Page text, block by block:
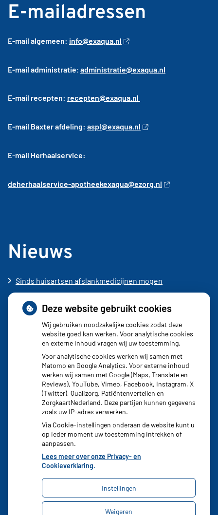
E-mailadressen
E-mail algemeen: info@exaqua.nl
E-mail administratie: administratie@exaqua.nl
E-mail recepten: recepten@exaqua.nl
E-mail Baxter afdeling: aspl@exaqua.nl
E-mail Herhaalservice:
deherhaalservice-apotheekexaqua@ezorg.nl
Nieuws
Sinds huisartsen afslankmedicijnen mogen
voorschrijven, neemt gebruik toe
Schurft sinds corona geen vergeten ziekte meer: aantal
uitbraken fors gestegen
Stoppen met afslankmedicijnen betekent zonder
leefstijlaanpassingen weer gewichtstoename
Kookadvies drinkwater in provincie Utrecht vanwege
besmetting
Terugroepactie babyvoeding Nestlé: bacterie kan baby’s
ziek maken
Uw Zorg Online|Beheer
Deze website gebruikt cookies
Wij gebruiken noodzakelijke cookies zodat deze
website goed kan werken. Voor analytische cookies
en externe inhoud vragen wij uw toestemming.
Voor analytische cookies werken wij samen met
Matomo en Google Analytics. Voor externe inhoud
werken wij samen met Google (Maps, Translate en
Reviews), YouTube, Vimeo, Facebook, Instagram, X
(Twitter), Qualizorg, Patiëntenvertellen en
ZorgkaartNederland. Deze partijen kunnen gegevens
zoals uw IP-adres verwerken.
Via Cookie-instellingen onderaan de website kunt u
op ieder moment uw toestemming intrekken of
aanpassen.
Lees meer over onze Privacy- en
Cookieverklaring.
Instellingen
Weigeren